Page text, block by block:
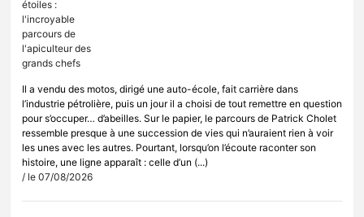
Il a vendu des motos, dirigé une auto-école, fait carrière dans
l’industrie pétrolière, puis un jour il a choisi de tout remettre en question
pour s’occuper… d’abeilles. Sur le papier, le parcours de Patrick Cholet
ressemble presque à une succession de vies qui n’auraient rien à voir
les unes avec les autres. Pourtant, lorsqu’on l’écoute raconter son
histoire, une ligne apparaît : celle d’un (...)
/ le 07/08/2026